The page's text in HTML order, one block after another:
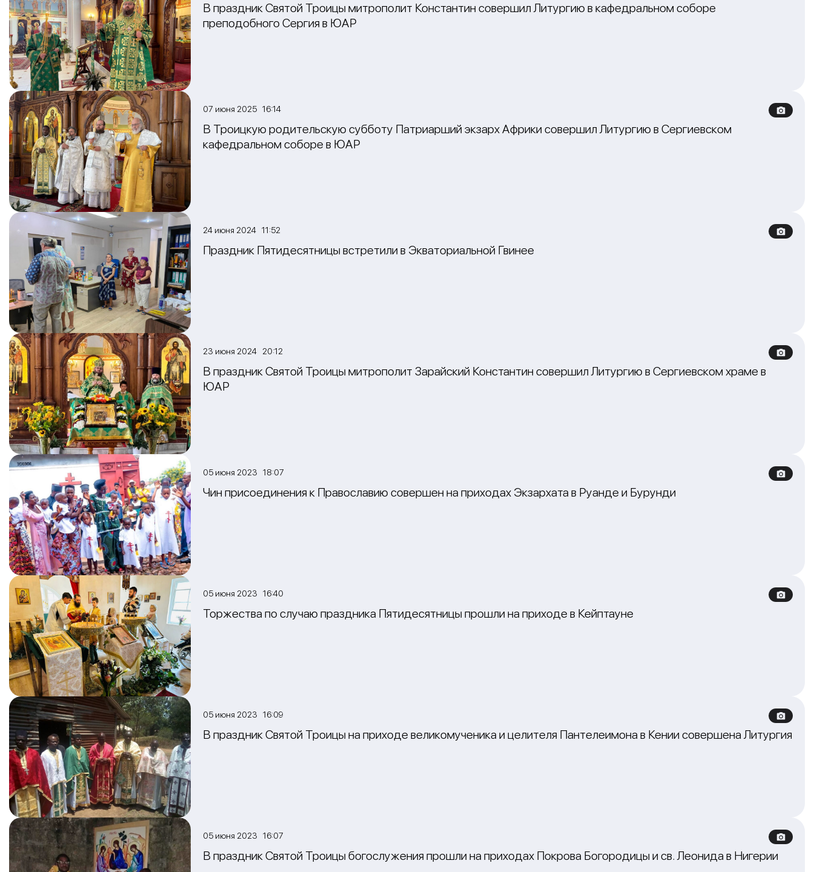
В праздник Святой Троицы митрополит Константин совершил Литургию в кафедральном соборе
преподобного Сергия в ЮАР
07 июня 2025 16:14
В Троицкую родительскую субботу Патриарший экзарх Африки совершил Литургию в Сергиевском
кафедральном соборе в ЮАР
24 июня 2024 11:52
Праздник Пятидесятницы встретили в Экваториальной Гвинее
23 июня 2024 20:12
В праздник Святой Троицы митрополит Зарайский Константин совершил Литургию в Сергиевском храме в
ЮАР
05 июня 2023 18:07
Чин присоединения к Православию совершен на приходах Экзархата в Руанде и Бурунди
05 июня 2023 16:40
Торжества по случаю праздника Пятидесятницы прошли на приходе в Кейптауне
05 июня 2023 16:09
В праздник Святой Троицы на приходе великомученика и целителя Пантелеимона в Кении совершена Литургия
05 июня 2023 16:07
В праздник Святой Троицы богослужения прошли на приходах Покрова Богородицы и св. Леонида в Нигерии